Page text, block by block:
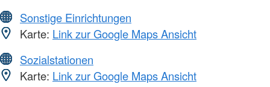
Sonstige Einrichtungen
Karte: Link zur Google Maps Ansicht
Sozialstationen
Karte: Link zur Google Maps Ansicht